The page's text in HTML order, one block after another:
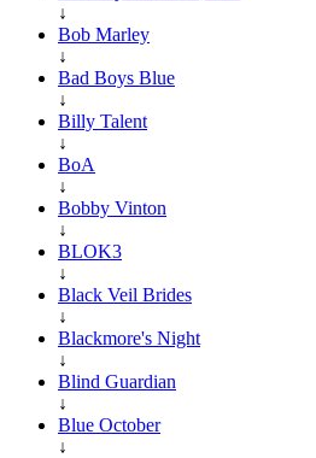
↓
Bob Marley
↓
Bad Boys Blue
↓
Billy Talent
↓
BoA
↓
Bobby Vinton
↓
BLOK3
↓
Black Veil Brides
↓
Blackmore's Night
↓
Blind Guardian
↓
Blue October
↓